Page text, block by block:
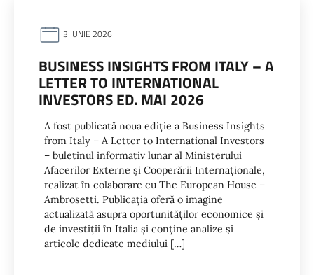
3 IUNIE 2026
BUSINESS INSIGHTS FROM ITALY – A
LETTER TO INTERNATIONAL
INVESTORS ED. MAI 2026
A fost publicată noua ediție a Business Insights
from Italy – A Letter to International Investors
– buletinul informativ lunar al Ministerului
Afacerilor Externe și Cooperării Internaționale,
realizat în colaborare cu The European House –
Ambrosetti. Publicația oferă o imagine
actualizată asupra oportunităților economice și
de investiții în Italia și conține analize și
articole dedicate mediului […]